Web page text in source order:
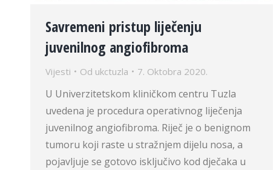
Savremeni pristup liječenju
juvenilnog angiofibroma
Vijesti Od ukctuzla 7. Oktobra 2020.
U Univerzitetskom kliničkom centru Tuzla
uvedena je procedura operativnog liječenja
juvenilnog angiofibroma. Riječ je o benignom
tumoru koji raste u stražnjem dijelu nosa, a
pojavljuje se gotovo isključivo kod dječaka u